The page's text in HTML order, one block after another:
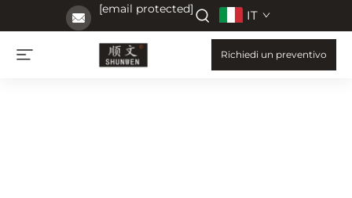
[email protected] IT
Richiedi un preventivo